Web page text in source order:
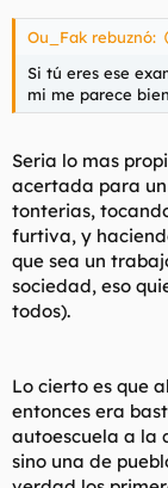
tambien su casa
futuro, presente
muerte dolorosa a
mas supe de el.
Mañana si eso
Ou_Fak rebuznó:
Si tú eres ese
mi me parece
Seria lo mas
acertada para
tonterias,
furtiva, y
que sea un
sociedad, eso
todos).
Lo cierto es que
entonces era
autoescuela a la
sino una de